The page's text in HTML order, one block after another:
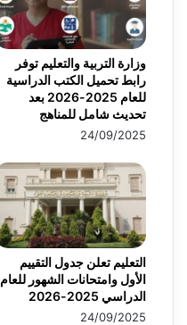
وزارة التربية والتعليم توفر
رابط تحميل الكتب الدراسية
للعام 2025-2026 بعد
تحديث شامل للمناهج
24/09/2025
التعليم تعلن جدول التقييم
الأول وامتحانات الشهور للعام
الدراسي 2025-2026
24/09/2025